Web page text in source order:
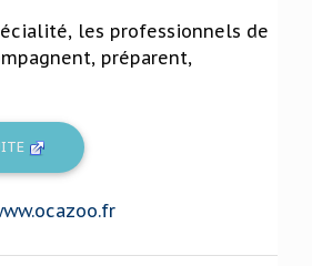
les professionnels de
préparent,